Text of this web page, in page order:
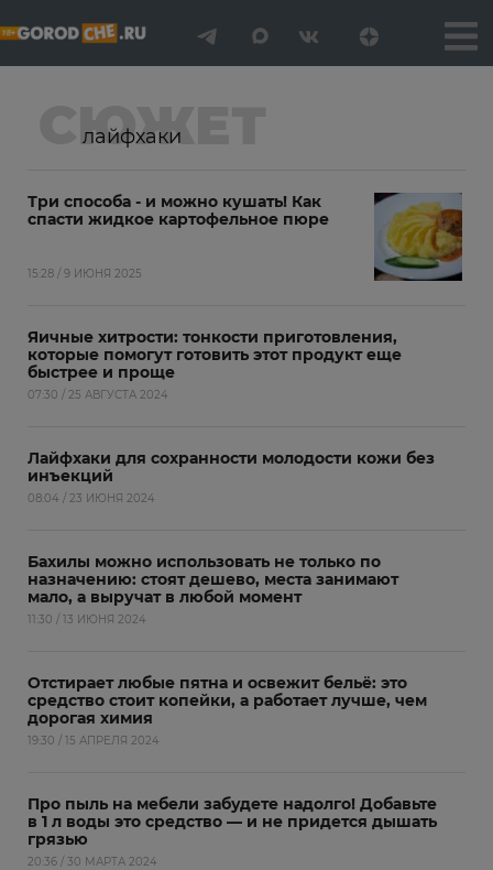
СЮЖЕТ
лайфхаки
Три способа - и можно кушать! Как
спасти жидкое картофельное пюре
15:28 / 9 ИЮНЯ 2025
Яичные хитрости: тонкости приготовления,
которые помогут готовить этот продукт еще
быстрее и проще
07:30 / 25 АВГУСТА 2024
Лайфхаки для сохранности молодости кожи без
инъекций
08:04 / 23 ИЮНЯ 2024
Бахилы можно использовать не только по
назначению: стоят дешево, места занимают
мало, а выручат в любой момент
11:30 / 13 ИЮНЯ 2024
Отстирает любые пятна и освежит бельё: это
средство стоит копейки, а работает лучше, чем
дорогая химия
19:30 / 15 АПРЕЛЯ 2024
Про пыль на мебели забудете надолго! Добавьте
в 1 л воды это средство — и не придется дышать
грязью
20:36 / 30 МАРТА 2024